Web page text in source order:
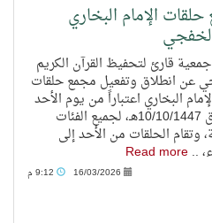
الإمام البخاري
قارئ لتحفيظ القرآن الكريم
عن انطلاق وتفعيل مجمع حلقات
البخاري اعتباراً من يوم الأحد
الموافق 10/10/1447هـ، لجميع الفئات
وتقام الحلقات من الأحد إلى
..
Read more
16/03/2026